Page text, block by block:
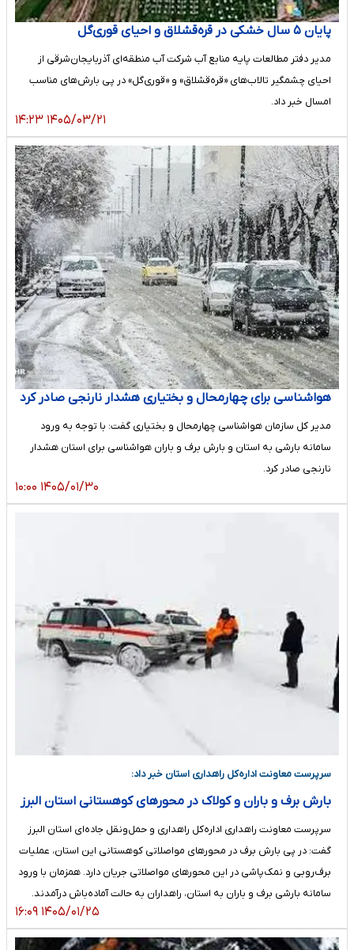
پایان ۵ سال خشکی در قره‌قشلاق و احیای قوری‌گل
مدیر دفتر مطالعات پایه منابع آب شرکت آب منطقه‌ای آذربایجان‌شرقی از
احیای چشمگیر تالاب‌های «قره‌قشلاق» و «قوری‌گل» در پی بارش‌های مناسب
امسال خبر داد.
۱۴۰۵/۰۳/۲۱ ۱۴:۲۳
هواشناسی برای چهارمحال و بختیاری هشدار نارنجی صادر کرد
مدیر کل سازمان هواشناسی چهارمحال و بختیاری گفت: با توجه به ورود
سامانه بارشی به استان و بارش برف و باران هواشناسی برای استان هشدار
نارنجی صادر کرد.
۱۴۰۵/۰۱/۳۰ ۱۰:۰۰
سرپرست معاونت اداره‌کل راهداری استان خبر داد:
بارش برف و باران و کولاک در محورهای کوهستانی استان البرز
سرپرست معاونت راهداری اداره‌کل راهداری و حمل‌ونقل جاده‌ای استان البرز
گفت: در پی بارش برف در محورهای مواصلاتی کوهستانی این استان، عملیات
برف‌روبی و نمک‌پاشی در این محورهای مواصلاتی جریان دارد. همزمان با ورود
سامانه بارشی برف و باران به استان، راهداران به حالت آماده‌باش درآمدند.
۱۴۰۵/۰۱/۲۵ ۱۶:۰۹